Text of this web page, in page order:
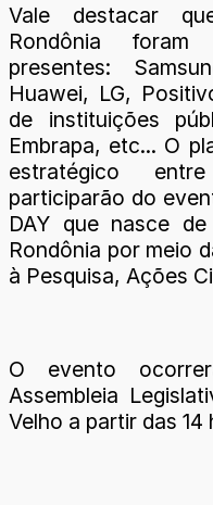
Vale destacar
Rondônia
presentes:
Huawei, LG,
de instituições
Embrapa, etc... O
estratégico
participarão do
DAY que nasce
Rondônia por meio
à Pesquisa, Ações
O evento
Assembleia
Velho a partir das